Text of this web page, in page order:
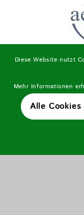
Diese Website nutzt
Mehr Informationen
Alle Cookies